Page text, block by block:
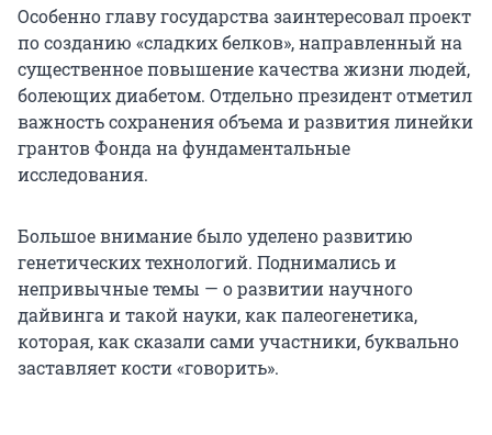
Особенно главу государства заинтересовал проект
по созданию «сладких белков», направленный на
существенное повышение качества жизни людей,
болеющих диабетом. Отдельно президент отметил
важность сохранения объема и развития линейки
грантов Фонда на фундаментальные
исследования.
Большое внимание было уделено развитию
генетических технологий. Поднимались и
непривычные темы — о развитии научного
дайвинга и такой науки, как палеогенетика,
которая, как сказали сами участники, буквально
заставляет кости «говорить».